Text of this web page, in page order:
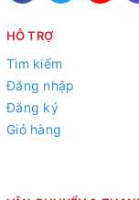
HỖ TRỢ
Tìm kiếm
Đăng nhập
Đăng ký
Giỏ hàng